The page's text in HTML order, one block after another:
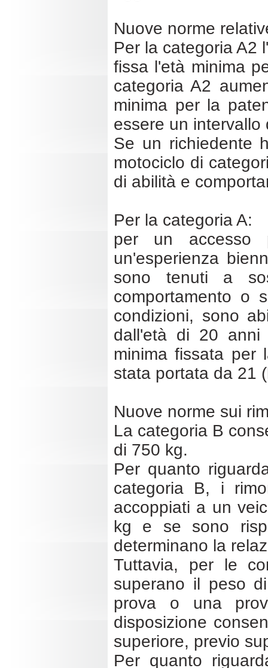
Nuove norme
Per la categoria A2
fissa l'età minima
categoria A2
minima per la
essere un intervallo
Se un richiedente
motociclo di
di abilità e
Per la categoria A:
per un accesso
un'esperienza
sono tenuti a
comportamento o
condizioni, sono
dall'età di 20
minima fissata per
stata portata da 21
Nuove norme sui
La categoria B
di 750 kg.
Per quanto
categoria B, i
accoppiati a un
kg e se sono
determinano la
Tuttavia, per le
superano il peso
prova o una
disposizione
superiore, previo
Per quanto